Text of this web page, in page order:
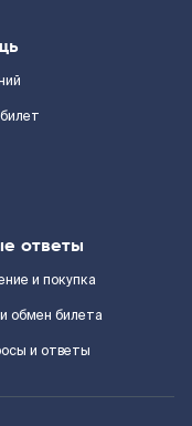
ответы
и покупка
обмен билета
и ответы